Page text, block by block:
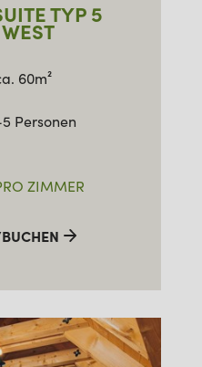
TYP 5
60m²
Personen
ZIMMER